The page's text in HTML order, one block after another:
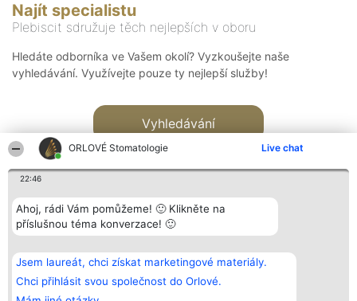
ORLOVÉ Stomatologie Live chat
22:46
Ahoj, rádi Vám pomůžeme! 🙂 Klikněte na
příslušnou téma konverzace! 🙂
Jsem laureát, chci získat marketingové materiály.
Chci přihlásit svou společnost do Orlové.
Najít specialistu
Plebiscit sdružuje těch nejlepších v oboru
Hledáte odborníka ve Vašem okolí? Vyzkoušejte naše
vyhledávání. Využívejte pouze ty nejlepší služby!
Vyhledávání
Bright Side Solutions sp. z o.
o. sp. k.
ul. Ruska 22
Wrocław 50-079
Vítězové
Seznam všech
laureátů
Zásady
Kontakt